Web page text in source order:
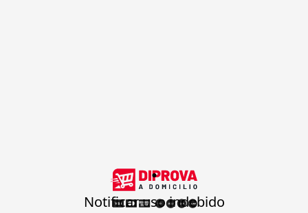
.
Notificar uso indebido